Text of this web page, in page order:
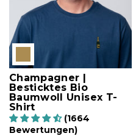
Champagner |
Besticktes Bio
Baumwoll Unisex T-
Shirt
(1664
Bewertungen)